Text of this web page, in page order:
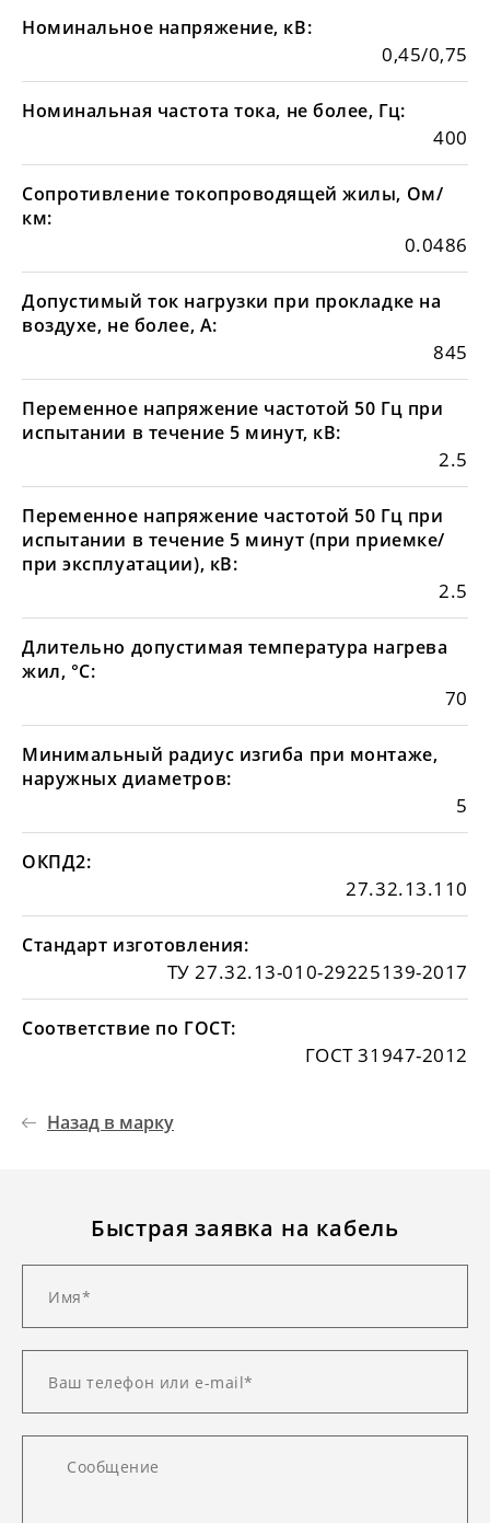
Номинальное напряжение, кВ:
0,45/0,75
Номинальная частота тока, не более, Гц:
400
Сопротивление токопроводящей жилы, Ом/
км:
0.0486
Допустимый ток нагрузки при прокладке на
воздухе, не более, А:
845
Переменное напряжение частотой 50 Гц при
испытании в течение 5 минут, кВ:
2.5
Переменное напряжение частотой 50 Гц при
испытании в течение 5 минут (при приемке/
при эксплуатации), кВ:
2.5
Длительно допустимая температура нагрева
жил, °С:
70
Минимальный радиус изгиба при монтаже,
наружных диаметров:
5
ОКПД2:
27.32.13.110
Стандарт изготовления:
ТУ 27.32.13-010-29225139-2017
Соответствие по ГОСТ:
ГОСТ 31947-2012
Назад в марку
Быстрая заявка на кабель